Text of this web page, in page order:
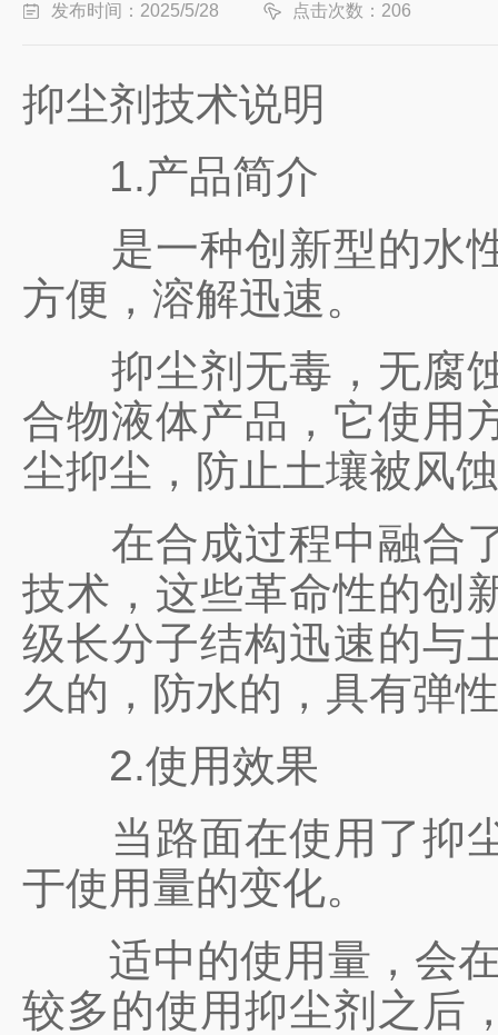
发布时间：2025/5/28 点击次数：206
抑尘剂技术说明
1.产品简介
是一种创新型的水性
方便，溶解迅速。
抑尘剂无毒，无腐蚀
合物液体产品，它使用
尘抑尘，防止土壤被风
在合成过程中融合了
技术，这些革命性的创
级长分子结构迅速的与
久的，防水的，具有弹
2.使用效果
当路面在使用了抑尘
于使用量的变化。
适中的使用量，会在
较多的使用抑尘剂之后